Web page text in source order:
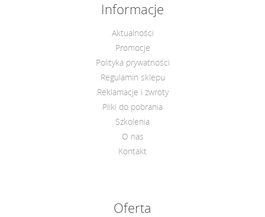
Informacje
Aktualności
Promocje
Polityka prywatności
Regulamin sklepu
Reklamacje i zwroty
Pliki do pobrania
Szkolenia
O nas
Kontakt
Oferta